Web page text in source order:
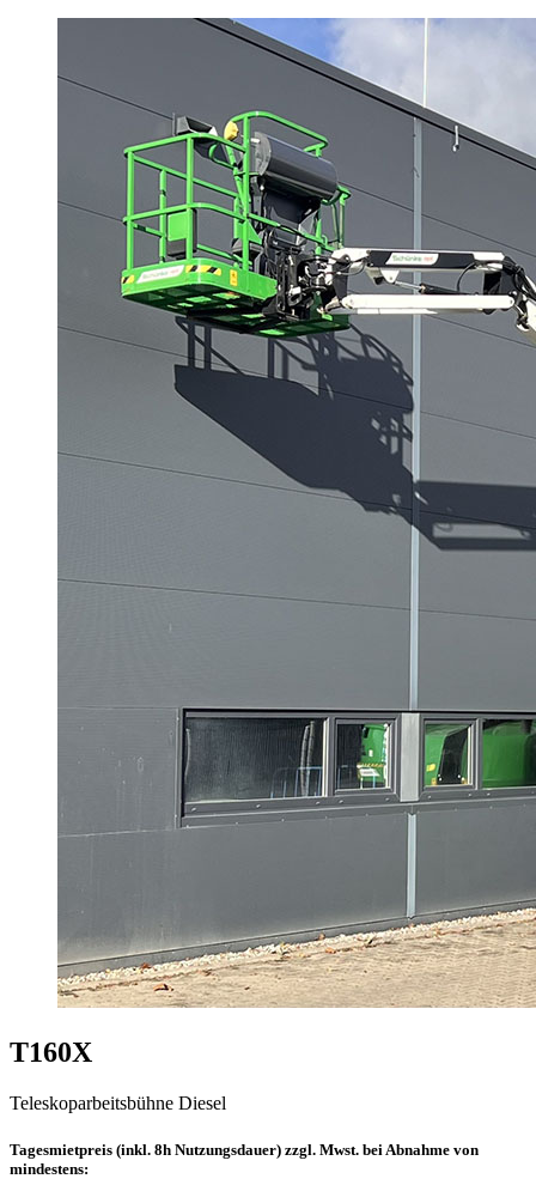
T160X
Teleskoparbeitsbühne Diesel
Tagesmietpreis (inkl. 8h Nutzungsdauer) zzgl. Mwst. bei Abnahme von
mindestens: